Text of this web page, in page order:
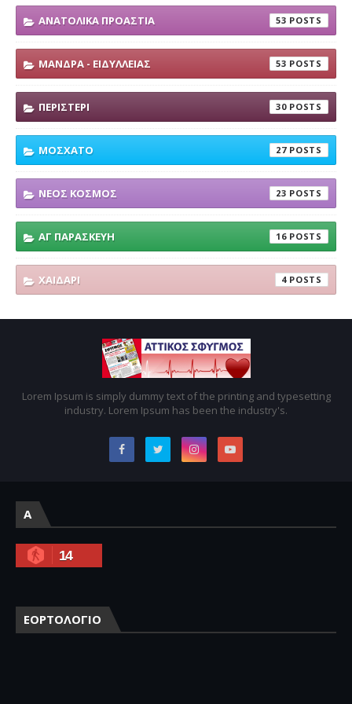
ΑΝΑΤΟΛΙΚΑ ΠΡΟΑΣΤΙΑ 53
ΜΑΝΔΡΑ - ΕΙΔΥΛΛΕΙΑΣ 53
ΠΕΡΙΣΤΕΡΙ 30
ΜΟΣΧΑΤΟ 27
ΝΕΟΣ ΚΟΣΜΟΣ 23
ΑΓ ΠΑΡΑΣΚΕΥΗ 16
ΧΑΙΔΑΡΙ 4
Lorem Ipsum is simply dummy text of the printing and typesetting
industry. Lorem Ipsum has been the industry's.
A
14
ΕΟΡΤΟΛΟΓΙΟ